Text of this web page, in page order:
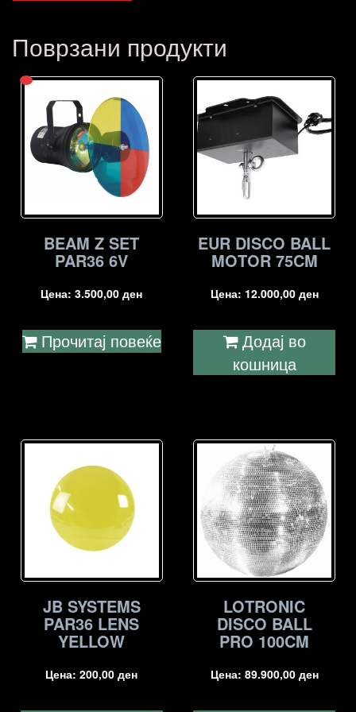
Поврзани продукти
BEAM Z SET
PAR36 6V
Цена:3.500,00ден
Прочитај повеќе
EUR DISCO BALL
MOTOR 75CM
Цена: 12.000,00 ден
Додај во
кошница
JB SYSTEMS
PAR36 LENS
YELLOW
Цена:200,00ден
LOTRONIC
DISCO BALL
PRO 100CM
Цена: 89.900,00 ден